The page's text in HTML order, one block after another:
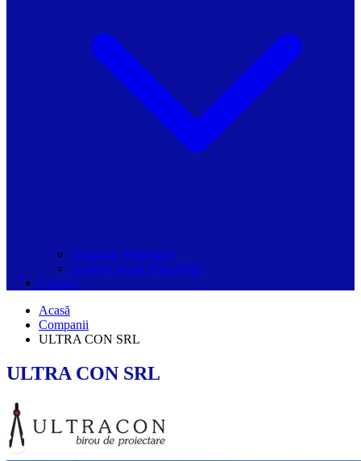
Grupurile Whatsapp
Spațiul Ghidul Primăriilor
Contact
Acasă
Companii
ULTRA CON SRL
ULTRA CON SRL